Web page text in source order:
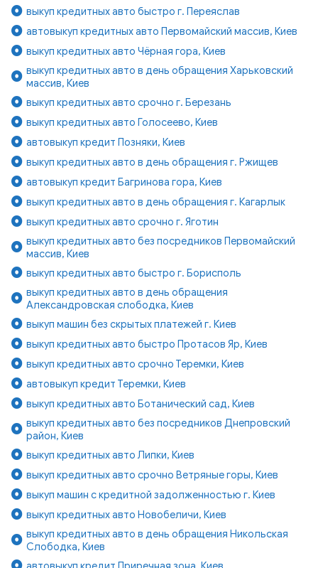
выкуп кредитных авто быстро г. Переяслав
автовыкуп кредитных авто Первомайский массив, Киев
выкуп кредитных авто Чёрная гора, Киев
выкуп кредитных авто в день обращения Харьковский
массив, Киев
выкуп кредитных авто срочно г. Березань
выкуп кредитных авто Голосеево, Киев
автовыкуп кредит Позняки, Киев
выкуп кредитных авто в день обращения г. Ржищев
автовыкуп кредит Багринова гора, Киев
выкуп кредитных авто в день обращения г. Кагарлык
выкуп кредитных авто срочно г. Яготин
выкуп кредитных авто без посредников Первомайский
массив, Киев
выкуп кредитных авто быстро г. Борисполь
выкуп кредитных авто в день обращения
Александровская слободка, Киев
выкуп машин без скрытых платежей г. Киев
выкуп кредитных авто быстро Протасов Яр, Киев
выкуп кредитных авто срочно Теремки, Киев
автовыкуп кредит Теремки, Киев
выкуп кредитных авто Ботанический сад, Киев
выкуп кредитных авто без посредников Днепровский
район, Киев
выкуп кредитных авто Липки, Киев
выкуп кредитных авто срочно Ветряные горы, Киев
выкуп машин с кредитной задолженностью г. Киев
выкуп кредитных авто Новобеличи, Киев
выкуп кредитных авто в день обращения Никольская
Слободка, Киев